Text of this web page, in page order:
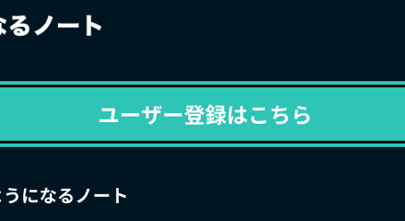
ユーザー登録はこちら
になるノート